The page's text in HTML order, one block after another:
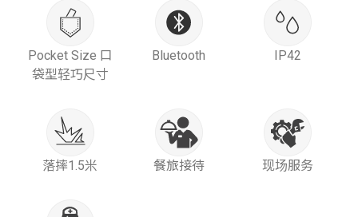
Pocket Size 口
袋型轻巧尺寸
Bluetooth IP42
落摔1.5米 餐旅接待 现场服务